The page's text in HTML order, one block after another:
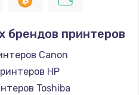
шнура
модуля
брендов принтеров
Canon
HP
Toshiba